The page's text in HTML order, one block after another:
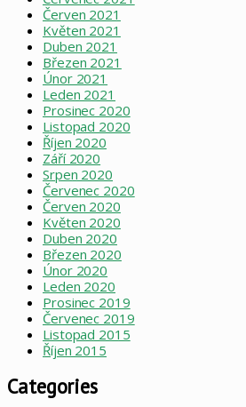
Červen 2021
Květen 2021
Duben 2021
Březen 2021
Únor 2021
Leden 2021
Prosinec 2020
Listopad 2020
Říjen 2020
Září 2020
Srpen 2020
Červenec 2020
Červen 2020
Květen 2020
Duben 2020
Březen 2020
Únor 2020
Leden 2020
Prosinec 2019
Červenec 2019
Listopad 2015
Říjen 2015
Categories